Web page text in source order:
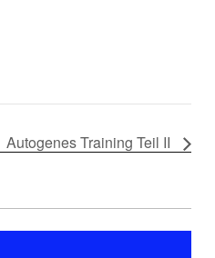
Autogenes Training Teil II